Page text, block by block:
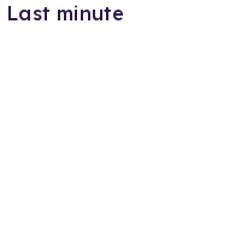
Last minute